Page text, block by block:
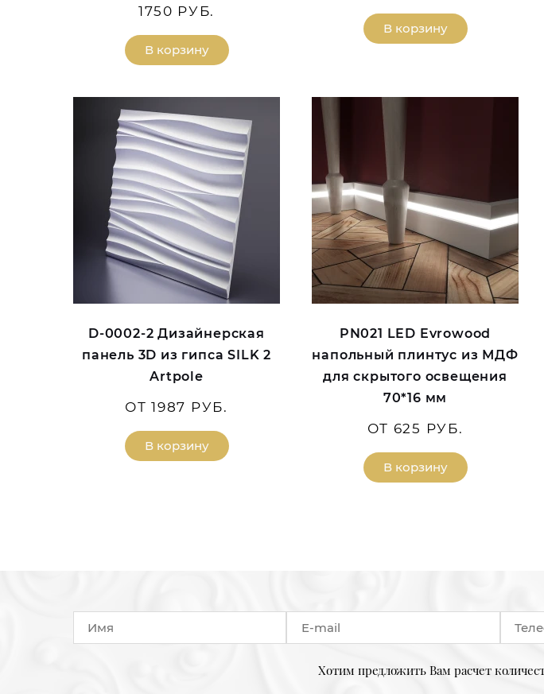
1750 РУБ.
В корзину
В корзину
D-0002-2 Дизайнерская
панель 3D из гипса SILK 2
Artpole
ОТ 1987 РУБ.
В корзину
PN021 LED Evrowood
напольный плинтус из МДФ
для скрытого освещения
70*16 мм
ОТ 625 РУБ.
В корзину
Хотим предложить Вам расчет